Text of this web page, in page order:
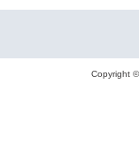
Copyright